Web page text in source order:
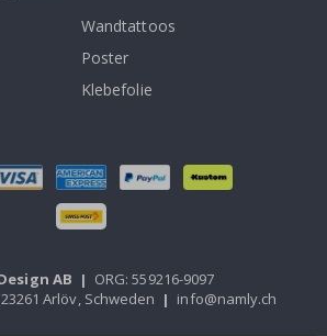
Wandtattoos
Poster
Klebefolie
AB | ORG: 559216-9097
Arlöv, Schweden | info@namly.ch